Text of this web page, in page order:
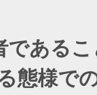
である
態様で